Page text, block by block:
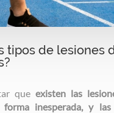
tipos de lesiones
que existen las
forma inesperada, y